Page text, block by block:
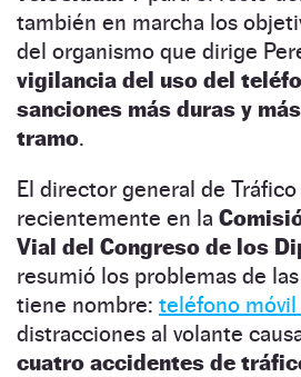
también en marcha los
del organismo que dirige
vigilancia del uso del
sanciones más duras y
tramo.
El director general de
recientemente en la
Vial del Congreso de los
resumió los problemas de
tiene nombre: teléfono móvil
distracciones al volante
cuatro accidentes de